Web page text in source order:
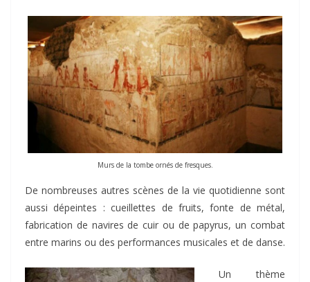
Murs de la tombe ornés de fresques.
De nombreuses autres scènes de la vie quotidienne sont
aussi dépeintes : cueillettes de fruits, fonte de métal,
fabrication de navires de cuir ou de papyrus, un combat
entre marins ou des performances musicales et de danse.
Un thème